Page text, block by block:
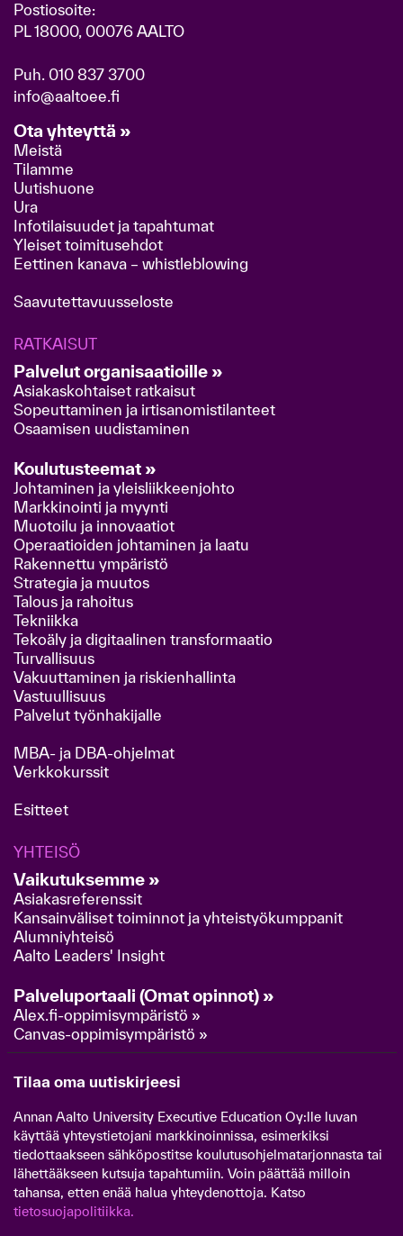
Postiosoite:
PL 18000, 00076 AALTO
Puh. 010 837 3700
info@aaltoee.fi
Ota yhteyttä »
Meistä
Tilamme
Uutishuone
Ura
Infotilaisuudet ja tapahtumat
Yleiset toimitusehdot
Eettinen kanava – whistleblowing
Saavutettavuusseloste
RATKAISUT
Palvelut organisaatioille »
Asiakaskohtaiset ratkaisut
Sopeuttaminen ja irtisanomistilanteet
Osaamisen uudistaminen
Koulutusteemat »
Johtaminen ja yleisliikkeenjohto
Markkinointi ja myynti
Muotoilu ja innovaatiot
Operaatioiden johtaminen ja laatu
Rakennettu ympäristö
Strategia ja muutos
Talous ja rahoitus
Tekniikka
Tekoäly ja digitaalinen transformaatio
Turvallisuus
Vakuuttaminen ja riskienhallinta
Vastuullisuus
Palvelut työnhakijalle
MBA- ja DBA-ohjelmat
Verkkokurssit
Esitteet
YHTEISÖ
Vaikutuksemme »
Asiakasreferenssit
Kansainväliset toiminnot ja yhteistyökumppanit
Alumniyhteisö
Aalto Leaders' Insight
Palveluportaali (Omat opinnot) »
Alex.fi-oppimisympäristö »
Canvas-oppimisympäristö »
Tilaa oma uutiskirjeesi
Annan Aalto University Executive Education Oy:lle luvan
käyttää yhteystietojani markkinoinnissa, esimerkiksi
tiedottaakseen sähköpostitse koulutusohjelmatarjonnasta tai
lähettääkseen kutsuja tapahtumiin. Voin päättää milloin
tahansa, etten enää halua yhteydenottoja. Katso
tietosuojapolitiikka.